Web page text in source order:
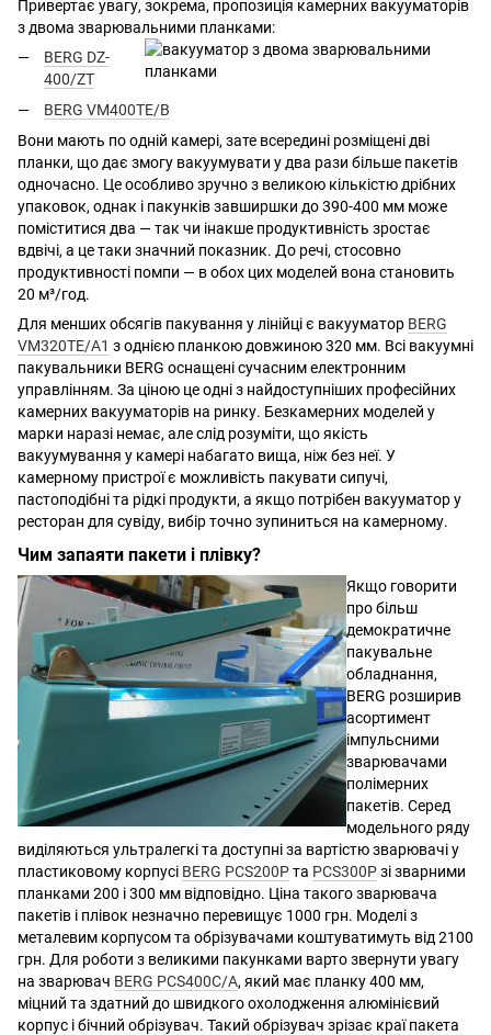
Привертає увагу, зокрема, пропозиція камерних вакууматорів
з двома зварювальними планками:
BERG DZ-
400/ZT
BERG VM400TE/B
Вони мають по одній камері, зате всередині розміщені дві
планки, що дає змогу вакуумувати у два рази більше пакетів
одночасно. Це особливо зручно з великою кількістю дрібних
упаковок, однак і пакунків завширшки до 390-400 мм може
поміститися два — так чи інакше продуктивність зростає
вдвічі, а це таки значний показник. До речі, стосовно
продуктивності помпи — в обох цих моделей вона становить
20 м³/год.
Для менших обсягів пакування у лінійці є вакууматор BERG
VM320TE/A1 з однією планкою довжиною 320 мм. Всі вакуумні
пакувальники BERG оснащені сучасним електронним
управлінням. За ціною це одні з найдоступніших професійних
камерних вакууматорів на ринку. Безкамерних моделей у
марки наразі немає, але слід розуміти, що якість
вакуумування у камері набагато вища, ніж без неї. У
камерному пристрої є можливість пакувати сипучі,
пастоподібні та рідкі продукти, а якщо потрібен вакууматор у
ресторан для сувіду, вибір точно зупиниться на камерному.
Чим запаяти пакети і плівку?
Якщо говорити
про більш
демократичне
пакувальне
обладнання,
BERG розширив
асортимент
імпульсними
зварювачами
полімерних
пакетів. Серед
модельного ряду
виділяються ультралегкі та доступні за вартістю зварювачі у
пластиковому корпусі BERG PCS200Pта PCS300Pзі зварними
планками 200 і 300 мм відповідно. Ціна такого зварювача
пакетів і плівок незначно перевищує 1000 грн. Моделі з
металевим корпусом та обрізувачами коштуватимуть від 2100
грн. Для роботи з великими пакунками варто звернути увагу
на зварювач BERG PCS400C/A, який має планку 400 мм,
міцний та здатний до швидкого охолодження алюмінієвий
корпус і бічний обрізувач. Такий обрізувач зрізає краї пакета